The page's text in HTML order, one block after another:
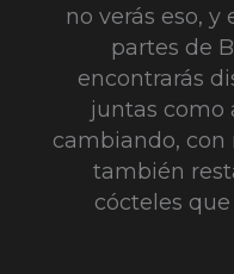
no verás eso, y
partes de
encontrarás
juntas como
cambiando, con
también
cócteles